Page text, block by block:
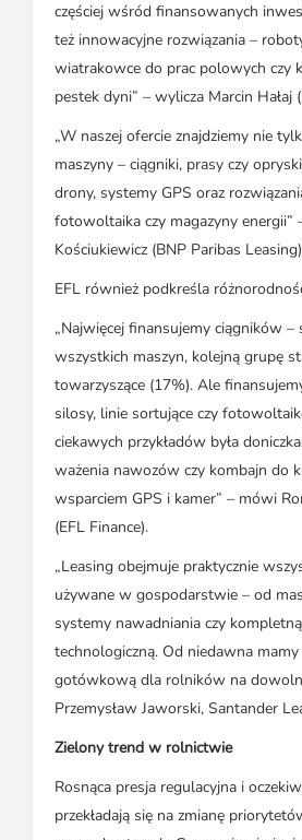
częściej wśród finansowanych
też innowacyjne rozwiązania –
wiatrakowce do prac polowych czy
pestek dyni” – wylicza Marcin Hałaj
„W naszej ofercie znajdziemy nie
maszyny – ciągniki, prasy czy
drony, systemy GPS oraz
fotowoltaika czy magazyny energii”
Kościukiewicz (BNP Paribas
EFL również podkreśla
„Najwięcej finansujemy ciągników
wszystkich maszyn, kolejną grupę
towarzyszące (17%). Ale
silosy, linie sortujące czy
ciekawych przykładów była
ważenia nawozów czy kombajn do
wsparciem GPS i kamer” – mówi
(EFL Finance).
„Leasing obejmuje praktycznie
używane w gospodarstwie – od
systemy nawadniania czy
technologiczną. Od niedawna mamy
gotówkową dla rolników na
Przemysław Jaworski, Santander
Zielony trend w rolnictwie
Rosnąca presja regulacyjna i
przekładają się na zmianę